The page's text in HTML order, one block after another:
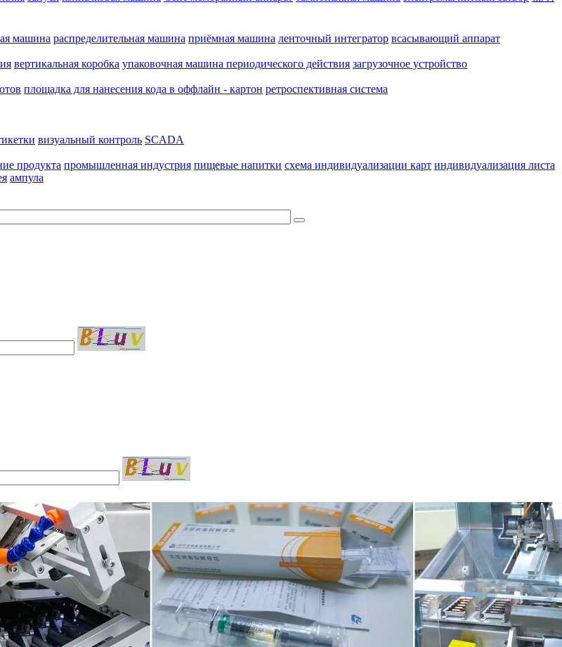
машина распределительная машина приёмная машина ленточный интегратор всасывающий аппарат
вертикальная коробка упаковочная машина периодического действия загрузочное устройство
площадка для нанесения кода в оффлайн - картон ретроспективная система
визуальный контроль SCADA
продукта промышленная индустрия пищевые напитки схема индивидуализации карт индивидуализация листа
ампула